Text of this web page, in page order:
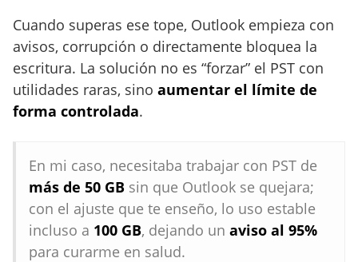
Cuando superas ese tope, Outlook empieza con
avisos, corrupción o directamente bloquea la
escritura. La solución no es “forzar” el PST con
utilidades raras, sino aumentar el límite de
forma controlada.
En mi caso, necesitaba trabajar con PST de
más de 50 GB sin que Outlook se quejara;
con el ajuste que te enseño, lo uso estable
incluso a 100 GB, dejando un aviso al 95%
para curarme en salud.